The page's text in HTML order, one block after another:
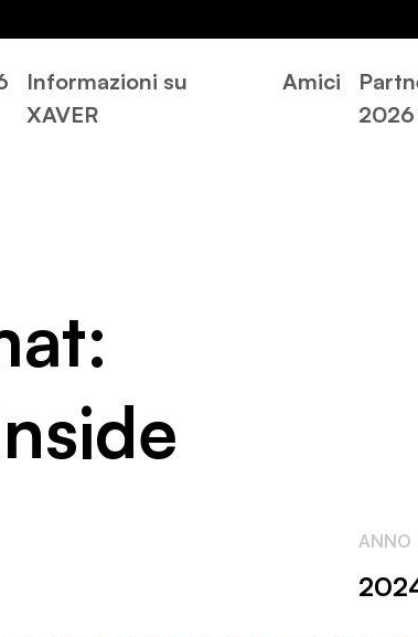
Informazioni su
XAVER
Amici
2026
ANNO